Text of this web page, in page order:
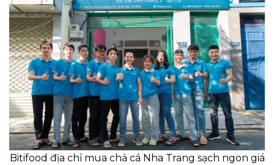
Bitifood địa chỉ mua chả cá Nha Trang sạch ngon giá